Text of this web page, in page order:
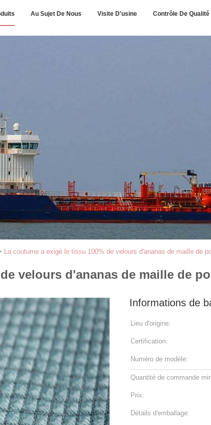
Au Sujet De Nous Visite D'usine Contrôle De Qualité
La coutume a exigé le tissu 100% de velours d'ananas de maille de
velours d'ananas de maille de
Informations de
Lieu d'origine:
Certification:
Numéro de modèle:
Quantité de commande
Prix:
Détails d'emballage: